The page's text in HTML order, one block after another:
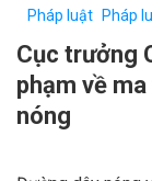
Pháp luật
Pháp
Cục trưởng
phạm về
nóng